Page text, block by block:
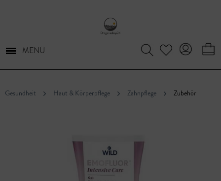
MENÜ
Gesundheit Haut & Körperpflege Zahnpflege Zubehör